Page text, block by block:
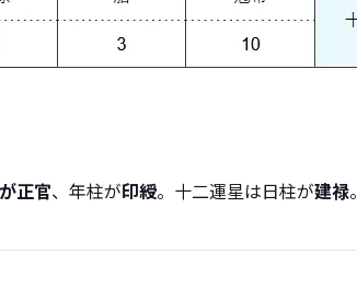
正官、年柱が印綬。十二運星は日柱が建禄。